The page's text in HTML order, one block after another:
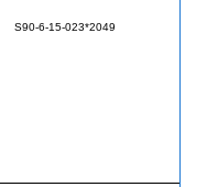
S90-6-15-023*2049